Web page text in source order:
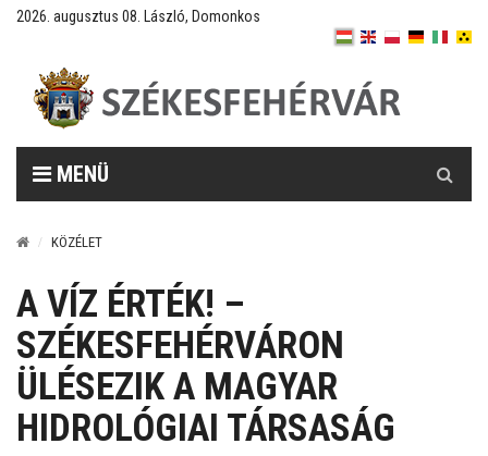
2026. augusztus 08. László, Domonkos
MENÜ
KÖZÉLET
A VÍZ ÉRTÉK! –
SZÉKESFEHÉRVÁRON
ÜLÉSEZIK A MAGYAR
HIDROLÓGIAI TÁRSASÁG